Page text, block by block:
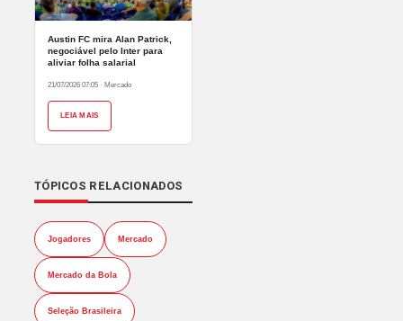
Austin FC mira Alan Patrick,
negociável pelo Inter para
aliviar folha salarial
21/07/2026 07:05 · Mercado
LEIA MAIS
TÓPICOS RELACIONADOS
Jogadores Mercado
Mercado da Bola
Seleção Brasileira